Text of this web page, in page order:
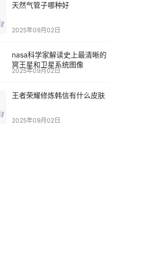
天然气管子哪种好
2025年09月02日
nasa科学家解读史上最清晰的
冥王星和卫星系统图像
2025年09月02日
王者荣耀修炼韩信有什么皮肤
2025年09月02日